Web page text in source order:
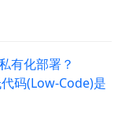
有化部署？
码(Low-Code)是